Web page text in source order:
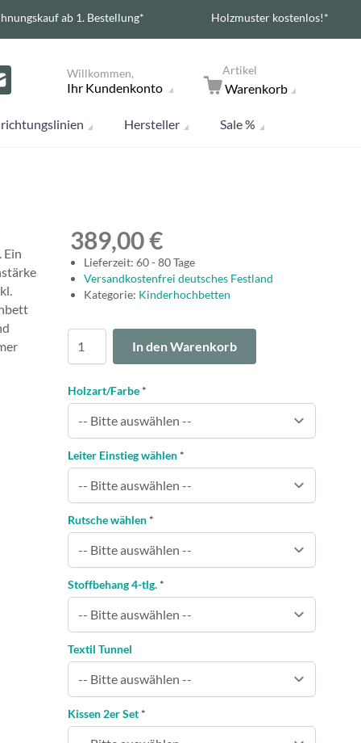
ab 1. Bestellung* Holzmuster kostenlos!*
Willkommen,
Ihr Kundenkonto
Artikel
Warenkorb
Hersteller Sale %
Ein
389,00 €
Lieferzeit: 60 - 80 Tage
Versandkostenfrei deutsches Festland
Kategorie: Kinderhochbetten
In den Warenkorb
Holzart/Farbe *
Leiter Einstieg wählen *
Rutsche wählen *
Stoffbehang 4-tlg. *
Textil Tunnel
Kissen 2er Set *